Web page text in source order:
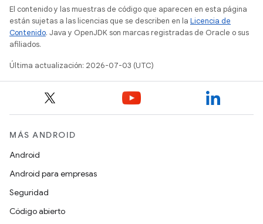
El contenido y las muestras de código que aparecen en esta página
están sujetas a las licencias que se describen en la Licencia de
Contenido. Java y OpenJDK son marcas registradas de Oracle o sus
afiliados.
Última actualización: 2026-07-03 (UTC)
MÁS ANDROID
Android
Android para empresas
Seguridad
Código abierto